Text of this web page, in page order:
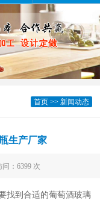
首页>> 新闻动态
生产厂家
问：6399 次
找到合适的葡萄酒玻璃